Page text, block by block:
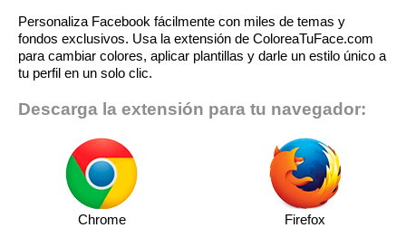
Personaliza Facebook fácilmente con miles de temas y
fondos exclusivos. Usa la extensión de ColoreaTuFace.com
para cambiar colores, aplicar plantillas y darle un estilo único a
tu perfil en un solo clic.
Descarga la extensión para tu navegador:
Chrome Firefox